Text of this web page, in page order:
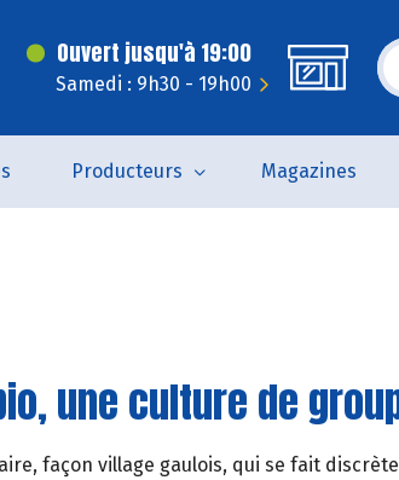
Ouvert jusqu'à 19:00
Samedi : 9h30 - 19h00
Producteurs Magazines
une culture de
façon village gaulois, qui se fait